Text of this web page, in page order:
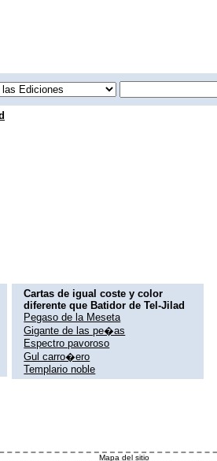
Cartas de igual coste y color
diferente que Batidor de Tel-Jilad
Pegaso de la Meseta
Gigante de las pe�as
Espectro pavoroso
Gul carro�ero
Templario noble
Mapa del sitio